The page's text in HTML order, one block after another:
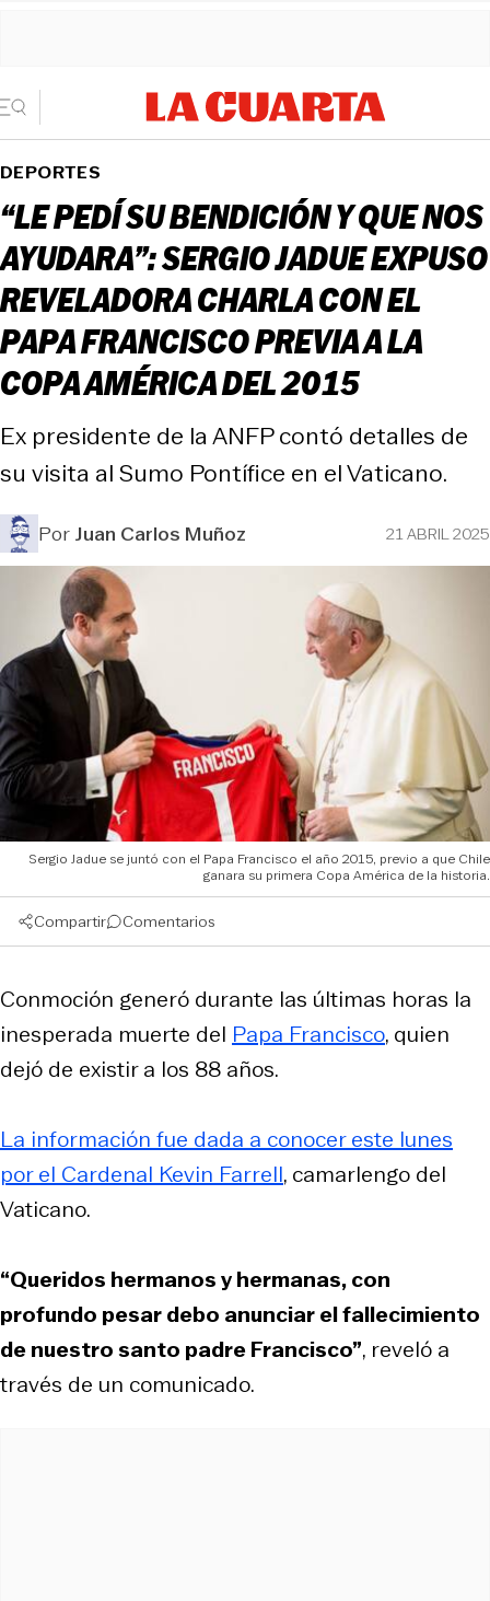
DEPORTES
“LE PEDÍ SU BENDICIÓN Y QUE NOS
AYUDARA”: SERGIO JADUE EXPUSO
REVELADORA CHARLA CON EL
PAPA FRANCISCO PREVIA A LA
COPA AMÉRICA DEL 2015
Ex presidente de la ANFP contó detalles de
su visita al Sumo Pontífice en el Vaticano.
PorJuan Carlos Muñoz 21 ABRIL 2025
Sergio Jadue se juntó con el Papa Francisco el año 2015, previo a que Chile
ganara su primera Copa América de la historia.
Compartir Comentarios
Conmoción generó durante las últimas horas la
inesperada muerte del Papa Francisco, quien
dejó de existir a los 88 años.
La información fue dada a conocer este lunes
por el Cardenal Kevin Farrell, camarlengo del
Vaticano.
“Queridos hermanos y hermanas, con
profundo pesar debo anunciar el fallecimiento
de nuestro santo padre Francisco”, reveló a
través de un comunicado.